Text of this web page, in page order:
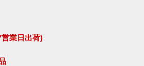
業日出荷)